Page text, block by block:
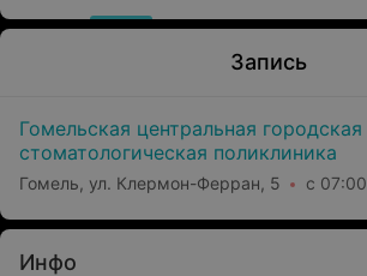
Запись
Гомельская центральная городская
стоматологическая поликлиника
Гомель, ул. Клермон-Ферран, 5 с 07:00
Инфо